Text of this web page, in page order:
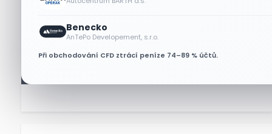
Benecko
AnTePo Developement, s.r.o.
Při obchodování CFD ztrácí peníze 74–89 % účtů.
Micron posílil o 7,6 % a zvýšil
podíl na trhu DRAM